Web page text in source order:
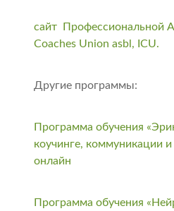
сайт Профессиональной
Coaches Union asbl, ICU.
Другие программы:
Программа обучения
коучинге, коммуникации
онлайн
Программа обучения